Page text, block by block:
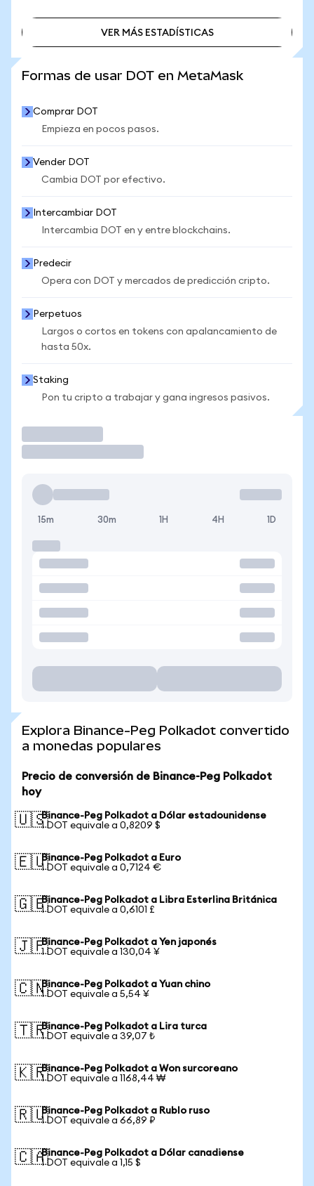
VER MÁS ESTADÍSTICAS
Formas de usar DOT en MetaMask
Comprar DOT
Empieza en pocos pasos.
Vender DOT
Cambia DOT por efectivo.
Intercambiar DOT
Intercambia DOT en y entre blockchains.
Predecir
Opera con DOT y mercados de predicción cripto.
Perpetuos
Largos o cortos en tokens con apalancamiento de
hasta 50x.
Staking
Pon tu cripto a trabajar y gana ingresos pasivos.
15m 30m 1H 4H 1D
Explora Binance-Peg Polkadot convertido
a monedas populares
Precio de conversión de Binance-Peg Polkadot
hoy
🇺🇸Binance-Peg Polkadot a Dólar estadounidense
1 DOT equivale a 0,8209 $
🇪🇺Binance-Peg Polkadot a Euro
1 DOT equivale a 0,7124 €
🇬🇧Binance-Peg Polkadot a Libra Esterlina Británica
1 DOT equivale a 0,6101 £
🇯🇵Binance-Peg Polkadot a Yen japonés
1 DOT equivale a 130,04 ¥
🇨🇳Binance-Peg Polkadot a Yuan chino
1 DOT equivale a 5,54 ¥
🇹🇷Binance-Peg Polkadot a Lira turca
1 DOT equivale a 39,07 ₺
🇰🇷Binance-Peg Polkadot a Won surcoreano
1 DOT equivale a 1168,44 ₩
🇷🇺Binance-Peg Polkadot a Rublo ruso
1 DOT equivale a 66,89 ₽
🇨🇦Binance-Peg Polkadot a Dólar canadiense
1 DOT equivale a 1,15 $